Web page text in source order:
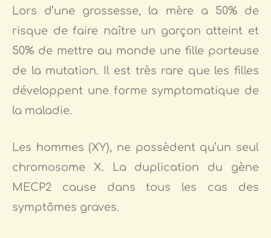
Lors d’une grossesse, la mère a 50% de
risque de faire naître un garçon atteint et
50% de mettre au monde une fille porteuse
de la mutation. Il est très rare que les filles
développent une forme symptomatique de
la maladie.
Les hommes (XY), ne possèdent qu’un seul
chromosome X. La duplication du gène
MECP2 cause dans tous les cas des
symptômes graves.